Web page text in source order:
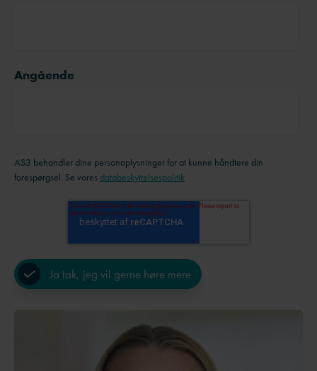
Angående
AS3 behandler dine personoplysninger for at kunne håndtere din
forespørgsel. Se vores databeskyttelsespolitik